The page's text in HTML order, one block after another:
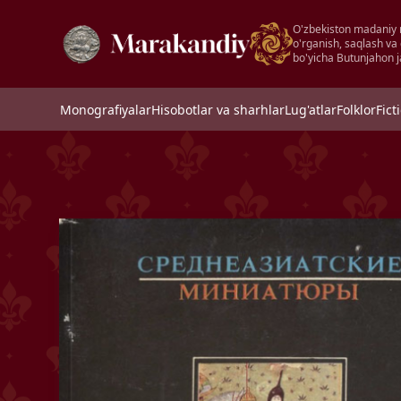
O'zbekiston madaniy
o'rganish, saqlash
bo'yicha Butunjahon
MonografiyalarHisobotlar va sharhlarLug'atlarFolklor